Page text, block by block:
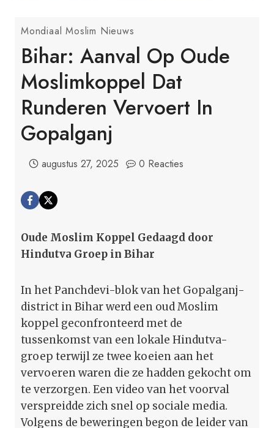
Mondiaal Moslim Nieuws
Bihar: Aanval Op Oude
Moslimkoppel Dat
Runderen Vervoert In
Gopalganj
augustus 27, 2025 0 Reacties
Oude Moslim Koppel Gedaagd door
Hindutva Groep in Bihar
In het Panchdevi-blok van het Gopalganj-
district in Bihar werd een oud Moslim
koppel geconfronteerd met de
tussenkomst van een lokale Hindutva-
groep terwijl ze twee koeien aan het
vervoeren waren die ze hadden gekocht om
te verzorgen. Een video van het voorval
verspreidde zich snel op sociale media.
Volgens de beweringen begon de leider van